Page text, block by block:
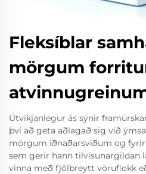
Fleksíblar
mörgum
Útvíkjanlegur ás sýnir
því að geta aðlagað sig við
mörgum iðnaðarsviðum og
sem gerir hann tilvísunargildan
vinna með fjölbreytt vöruflokk